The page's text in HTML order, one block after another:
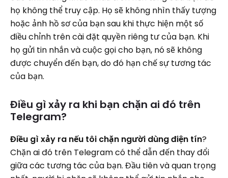
họ không thể truy cập. Họ sẽ không nhìn thấy tượng
hoặc ảnh hồ sơ của bạn sau khi thực hiện một số
điều chỉnh trên cài đặt quyền riêng tư của bạn. Khi
họ gửi tin nhắn và cuộc gọi cho bạn, nó sẽ không
được chuyển đến bạn, do đó hạn chế sự tương tác
của bạn.
Điều gì xảy ra khi bạn chặn ai đó trên
Telegram?
Điều gì xảy ra nếu tôi chặn người dùng điện tín?
Chặn ai đó trên Telegram có thể dẫn đến thay đổi
giữa các tương tác của bạn. Đầu tiên và quan trọng